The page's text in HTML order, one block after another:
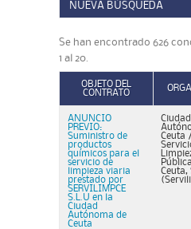
NUEVA BÚSQUEDA
Se han encontrado 626
1 al 20.
OBJETO DEL
CONTRATO
ANUNCIO
PREVIO:
Suministro de
productos
químicos para el
servicio de
limpieza viaria
prestado por
SERVILIMPCE
S.L.U en la
Ciudad
Autónoma de
Ceuta
Ciudad
Ceuta /
Ceuta,